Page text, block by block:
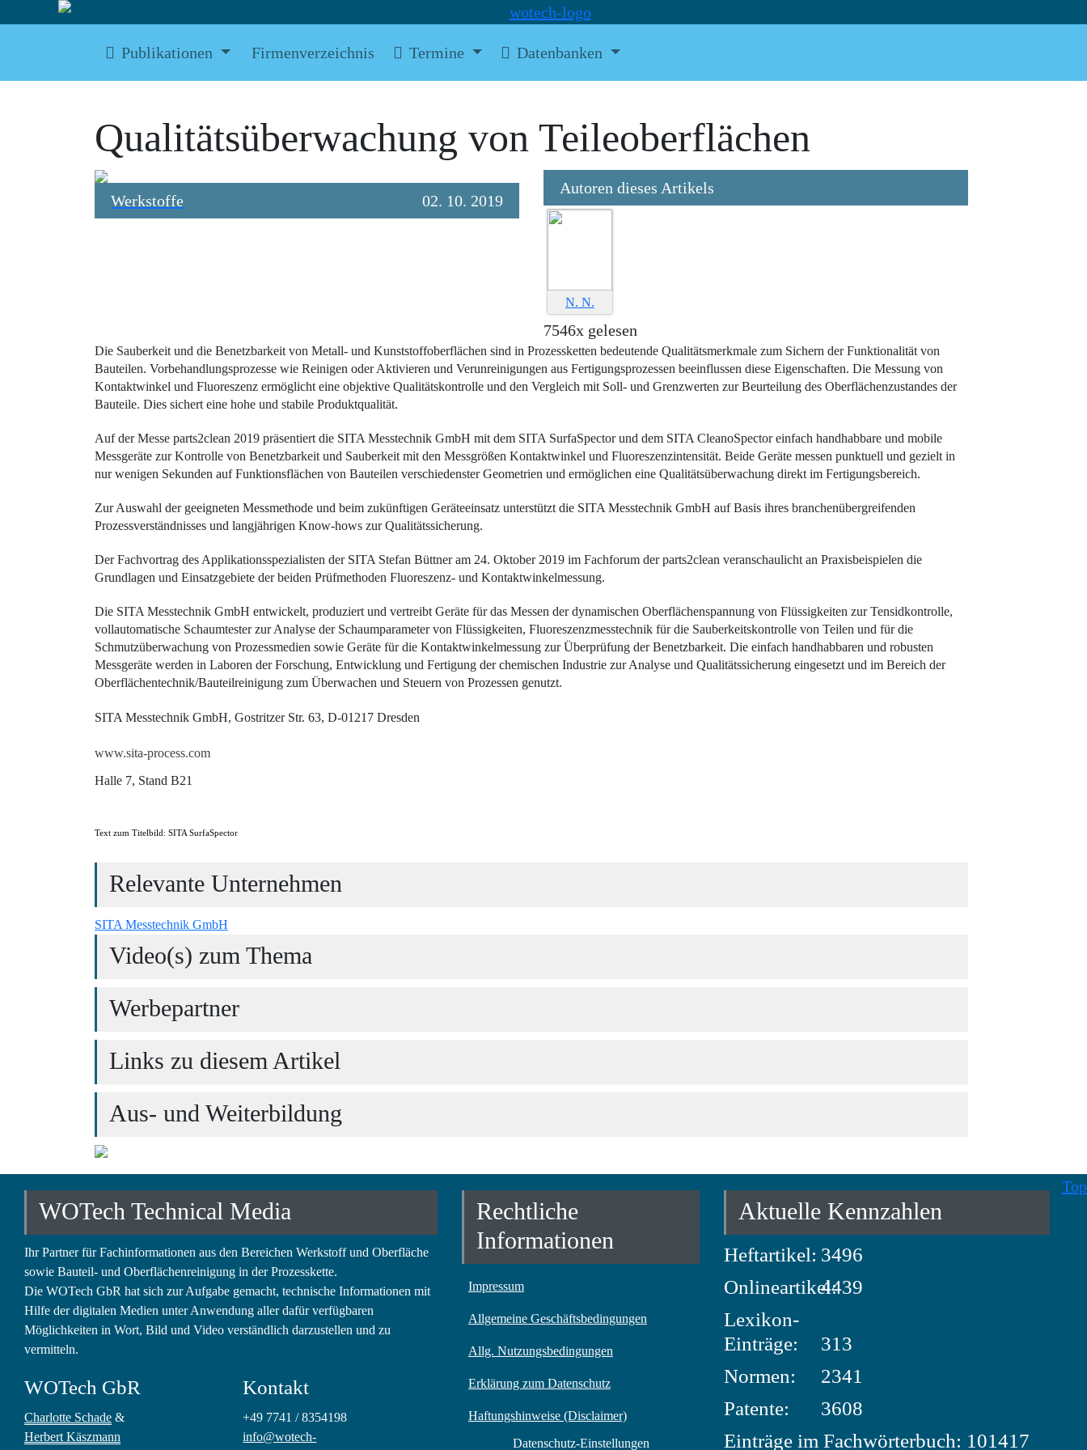
Publikationen Firmenverzeichnis Termine Datenbanken
Qualitätsüberwachung von Teileoberflächen
Werkstoffe 02. 10. 2019
Autoren dieses Artikels
N. N.
7546x gelesen
Die Sauberkeit und die Benetzbarkeit von Metall- und Kunststoffoberflächen sind in Prozessketten bedeutende Qualitätsmerkmale zum Sichern der Funktionalität von
Bauteilen. Vorbehandlungsprozesse wie Reinigen oder Aktivieren und Verunreinigungen aus Fertigungsprozessen beeinflussen diese Eigenschaften. Die Messung von
Kontaktwinkel und Fluoreszenz ermöglicht eine objektive Qualitätskontrolle und den Vergleich mit Soll- und Grenzwerten zur Beurteilung des Oberflächenzustandes der
Bauteile. Dies sichert eine hohe und stabile Produktqualität.
Auf der Messe parts2clean 2019 präsentiert die SITA Messtechnik GmbH mit dem SITA SurfaSpector und dem SITA CleanoSpector einfach handhabbare und mobile
Messgeräte zur Kontrolle von Benetzbarkeit und Sauberkeit mit den Messgrößen Kontaktwinkel und Fluoreszenzintensität. Beide Geräte messen punktuell und gezielt in
nur wenigen Sekunden auf Funktionsflächen von Bauteilen verschiedenster Geometrien und ermöglichen eine Qualitätsüberwachung direkt im Fertigungsbereich.
Zur Auswahl der geeigneten Messmethode und beim zukünftigen Geräteeinsatz unterstützt die SITA Messtechnik GmbH auf Basis ihres branchenübergreifenden
Prozessverständnisses und langjährigen Know-hows zur Qualitätssicherung.
Der Fachvortrag des Applikationsspezialisten der SITA Stefan Büttner am 24. Oktober 2019 im Fachforum der parts2clean veranschaulicht an Praxisbeispielen die
Grundlagen und Einsatzgebiete der beiden Prüfmethoden Fluoreszenz- und Kontaktwinkelmessung.
Die SITA Messtechnik GmbH entwickelt, produziert und vertreibt Geräte für das Messen der dynamischen Oberflächenspannung von Flüssigkeiten zur Tensidkontrolle,
vollautomatische Schaumtester zur Analyse der Schaumparameter von Flüssigkeiten, Fluoreszenzmesstechnik für die Sauberkeitskontrolle von Teilen und für die
Schmutzüberwachung von Prozessmedien sowie Geräte für die Kontaktwinkelmessung zur Überprüfung der Benetzbarkeit. Die einfach handhabbaren und robusten
Messgeräte werden in Laboren der Forschung, Entwicklung und Fertigung der chemischen Industrie zur Analyse und Qualitätssicherung eingesetzt und im Bereich der
Oberflächentechnik/Bauteilreinigung zum Überwachen und Steuern von Prozessen genutzt.
SITA Messtechnik GmbH, Gostritzer Str. 63, D-01217 Dresden
www.sita-process.com
Halle 7, Stand B21
Text zum Titelbild: SITA SurfaSpector
Relevante Unternehmen
SITA Messtechnik GmbH
Video(s) zum Thema
Werbepartner
Links zu diesem Artikel
Aus- und Weiterbildung
Top
WOTech Technical Media
Ihr Partner für Fachinformationen aus den Bereichen Werkstoff und Oberfläche
sowie Bauteil- und Oberflächenreinigung in der Prozesskette.
Die WOTech GbR hat sich zur Aufgabe gemacht, technische Informationen mit
Hilfe der digitalen Medien unter Anwendung aller dafür verfügbaren
Möglichkeiten in Wort, Bild und Video verständlich darzustellen und zu
vermitteln.
WOTech GbR
Charlotte Schade &
Herbert Käszmann
Kontakt
+49 7741 / 8354198
info@wotech-
Rechtliche
Informationen
Impressum
Allgemeine Geschäftsbedingungen
Allg. Nutzungsbedingungen
Erklärung zum Datenschutz
Haftungshinweise (Disclaimer)
Datenschutz-Einstellungen
Aktuelle Kennzahlen
Heftartikel: 3496
Onlineartikel:4439
Lexikon-
Einträge:
313
Normen:
2341
Patente:
3608
Einträge im Fachwörterbuch: 101417